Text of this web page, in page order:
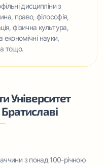
дисципліни з
право, філософія,
фізична культура,
економічні науки,
тощо.
Університет
з понад 100-річною